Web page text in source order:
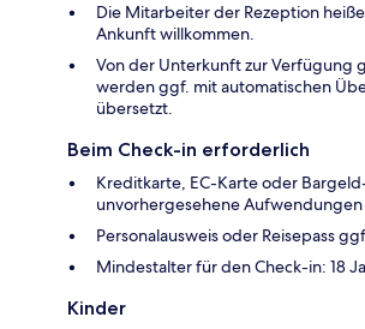
Die Mitarbeiter der Rezeption
Ankunft willkommen.
Von der Unterkunft zur Verfügung
werden ggf. mit automatischen
übersetzt.
Beim Check-in erforderlich
Kreditkarte, EC-Karte oder
unvorhergesehene Aufwendungen
Personalausweis oder Reisepass
Mindestalter für den Check-in: 18
Kinder